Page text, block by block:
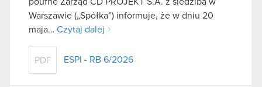
Warszawie („Spółka”) informuje, że w dniu 20
maja… Czytaj dalej
PDF ESPI - RB 6/2026